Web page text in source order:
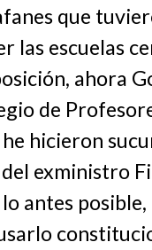
que
las escuelas
ahora
de
hicieron
exministro
antes